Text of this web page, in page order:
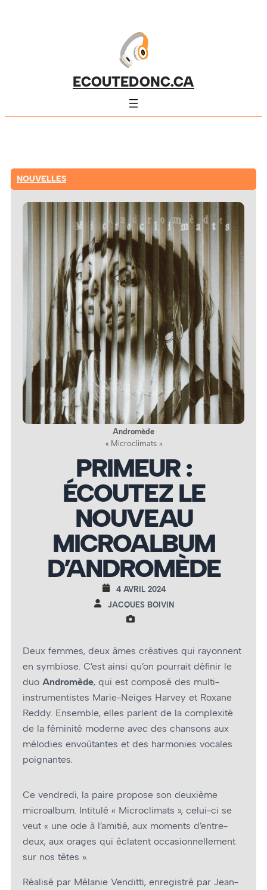
ECOUTEDONC.CA
NOUVELLES
Andromède
« Microclimats »
PRIMEUR :
ÉCOUTEZ LE
NOUVEAU
MICROALBUM
D’ANDROMÈDE
4 AVRIL 2024
JACQUES BOIVIN
Deux femmes, deux âmes créatives qui rayonnent
en symbiose. C’est ainsi qu’on pourrait définir le
duo Andromède, qui est composé des multi-
instrumentistes Marie-Neiges Harvey et Roxane
Reddy. Ensemble, elles parlent de la complexité
de la féminité moderne avec des chansons aux
mélodies envoûtantes et des harmonies vocales
poignantes.
Ce vendredi, la paire propose son deuxième
microalbum. Intitulé « Microclimats », celui-ci se
veut « une ode à l’amitié, aux moments d’entre-
deux, aux orages qui éclatent occasionnellement
sur nos têtes ».
Réalisé par Mélanie Venditti, enregistré par Jean-